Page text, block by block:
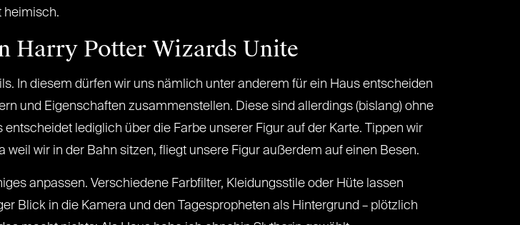
heimisch.
Harry Potter Wizards Unite
In diesem dürfen wir uns nämlich unter anderem für ein Haus entscheiden
und Eigenschaften zusammenstellen. Diese sind allerdings (bislang) ohne
lediglich über die Farbe unserer Figur auf der Karte. Tippen wir
wir in der Bahn sitzen, fliegt unsere Figur außerdem auf einen Besen.
anpassen. Verschiedene Farbfilter, Kleidungsstile oder Hüte lassen
Blick in die Kamera und den Tagespropheten als Hintergrund – plötzlich